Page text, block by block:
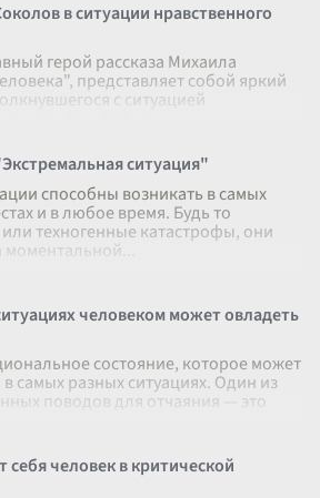
в ситуации нравственного
герой рассказа Михаила
представляет собой яркий
с ситуацией
на войне. Война
ситуация"
способны возникать в самых
и в любое время. Будь то
техногенные катастрофы, они
моментальной
человеком может овладеть
состояние, которое может
самых разных ситуациях. Один из
поводов для отчаяния — это
себя человек в критической